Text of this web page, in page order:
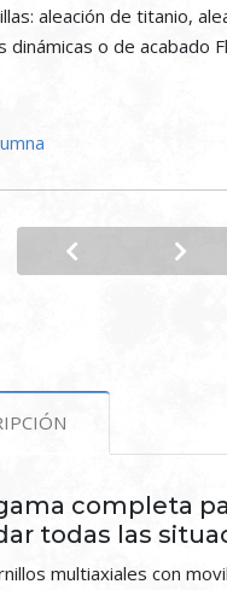
aleación de titanio,
dinámicas o de acabado
completa
todas las
multiaxiales con